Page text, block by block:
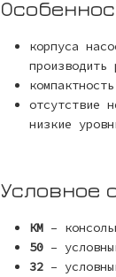
корпуса
производить
отсутствие
низкие
Условное
КМ –
50 –
32 –